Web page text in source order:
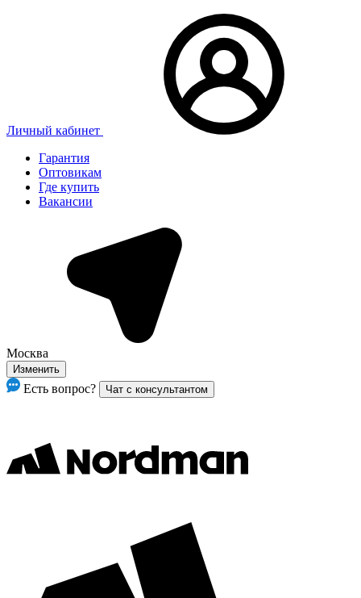
Личный кабинет
Гарантия
Оптовикам
Где купить
Вакансии
Москва
Изменить
Есть вопрос? Чат с консультантом